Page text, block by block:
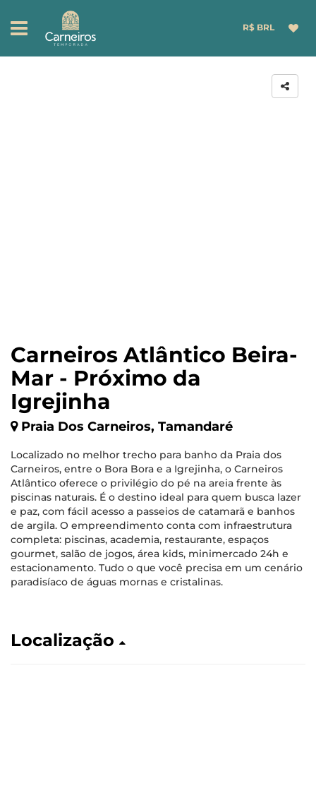
R$ BRL
Carneiros Atlântico Beira-
Mar - Próximo da
Igrejinha
Praia Dos Carneiros, Tamandaré
Localizado no melhor trecho para banho da Praia dos
Carneiros, entre o Bora Bora e a Igrejinha, o Carneiros
Atlântico oferece o privilégio do pé na areia frente às
piscinas naturais. É o destino ideal para quem busca lazer
e paz, com fácil acesso a passeios de catamarã e banhos
de argila. O empreendimento conta com infraestrutura
completa: piscinas, academia, restaurante, espaços
gourmet, salão de jogos, área kids, minimercado 24h e
estacionamento. Tudo o que você precisa em um cenário
paradisíaco de águas mornas e cristalinas.
Localização